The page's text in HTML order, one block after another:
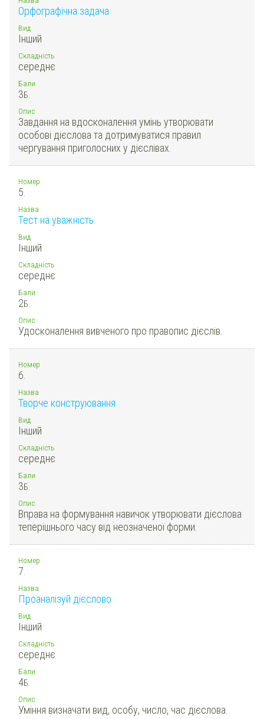
Орфографічна задача
Вид
Інший
Складність
середнє
Бали
3Б.
Опис
Завдання на вдосконалення умінь утворювати
особові дієслова та дотримуватися правил
чергування приголосних у дієслівах.
Номер
5.
Назва
Тест на уважність
Вид
Інший
Складність
середнє
Бали
2Б.
Опис
Удосконалення вивченого про правопис дієслів.
Номер
6.
Назва
Творче конструювання
Вид
Інший
Складність
середнє
Бали
3Б.
Опис
Вправа на формування навичок утворювати дієслова
теперішнього часу від неозначеної форми.
Номер
7.
Назва
Проаналізуй дієслово
Вид
Інший
Складність
середнє
Бали
4Б.
Опис
Уміння визначати вид, особу, число, час дієслова.